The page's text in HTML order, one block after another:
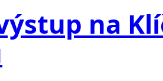
na